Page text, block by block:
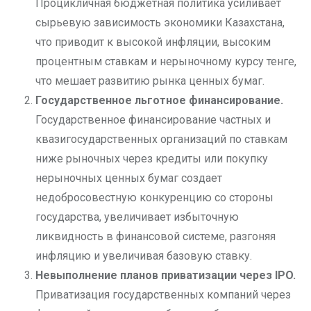
Процикличная бюджетная политика усиливает
сырьевую зависимость экономики Казахстана,
что приводит к высокой инфляции, высоким
процентным ставкам и нерыночному курсу тенге,
что мешает развитию рынка ценных бумаг.
Государственное льготное финансирование.
Государственное финансирование частных и
квазигосударственных организаций по ставкам
ниже рыночных через кредиты или покупку
нерыночных ценных бумаг создает
недобросовестную конкуренцию со стороны
государства, увеличивает избыточную
ликвидность в финансовой системе, разгоняя
инфляцию и увеличивая базовую ставку.
Невыполнение планов приватизации через IPO.
Приватизация государственных компаний через